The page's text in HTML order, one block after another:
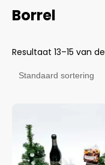
Borrel
Resultaat 13–15 van